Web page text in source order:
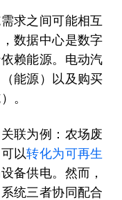
求之间可能相互
数据中心是数字
赖能源。电动汽
能源）以及购买
。
联为例：农场废
以转化为可再生
备供电。然而，
统三者协同配合